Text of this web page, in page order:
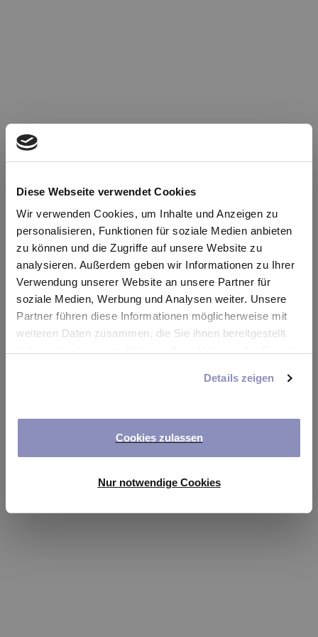
Diese Webseite verwendet Cookies
Wir verwenden Cookies, um Inhalte und Anzeigen zu
personalisieren, Funktionen für soziale Medien anbieten
zu können und die Zugriffe auf unsere Website zu
analysieren. Außerdem geben wir Informationen zu Ihrer
Verwendung unserer Website an unsere Partner für
soziale Medien, Werbung und Analysen weiter. Unsere
Partner führen diese Informationen möglicherweise mit
weiteren Daten zusammen, die Sie ihnen bereitgestellt
anpassen oder widerrufen. Weitere Details hierzu finden
Details zeigen
Cookies zulassen
Nur notwendige Cookies
Oops!
Something went wrong. Please try refreshing the
app
Refresh